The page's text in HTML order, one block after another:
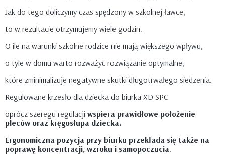
Jak do tego doliczymy czas spędzony w szkolnej ławce,
to w rezultacie otrzymujemy wiele godzin.
O ile na warunki szkolne rodzice nie mają większego wpływu,
o tyle w domu warto rozważyć rozwiązanie optymalne,
które zminimalizuje negatywne skutki długotrwałego siedzenia.
Regulowane krzesło dla dziecka do biurka XD SPC
oprócz szeregu regulacji wspiera prawidłowe położenie
pleców oraz kręgosłupa dziecka.
Ergonomiczna pozycja przy biurku przekłada się także na
poprawę koncentracji, wzroku i samopoczucia